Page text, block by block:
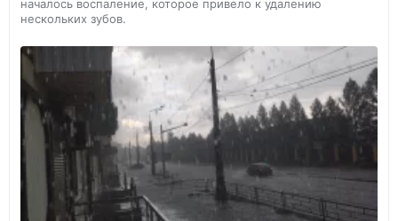
началось воспаление, которое привело к удалению
нескольких зубов.